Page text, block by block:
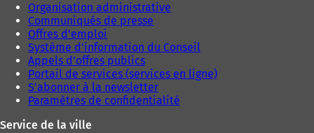
Organisation administrative
Communiqués de presse
Offres d'emploi
Système d'information du Conseil
Appels d'offres publics
Portail de services (services en ligne)
S'abonner à la newsletter
Paramètres de confidentialité
Service de la ville